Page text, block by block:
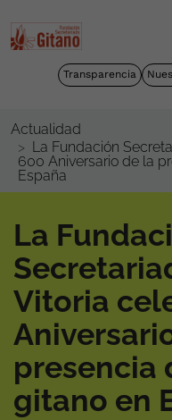
Transparencia
Actualidad
La Fundación
600 Aniversario de la
España
La
Vitoria
presencia
gitano en